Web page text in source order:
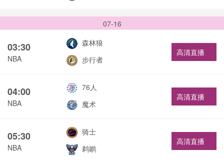
07-16
03:30
NBA
森林狼
步行者
高清直播
04:00
NBA
76人
魔术
高清直播
05:30
NBA
骑士
鹈鹕
高清直播